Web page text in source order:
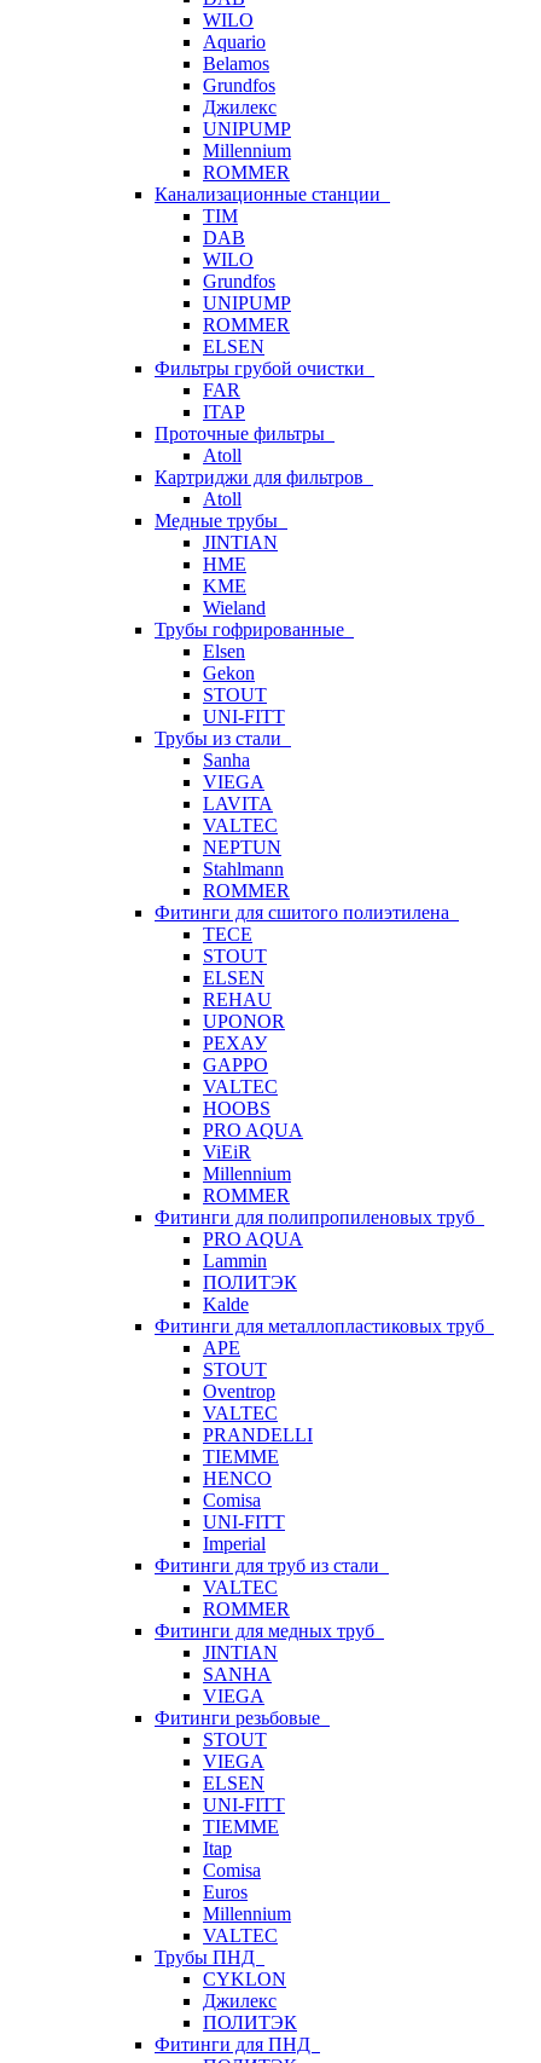
WILO
Aquario
Belamos
Grundfos
Джилекс
UNIPUMP
Millennium
ROMMER
Канализационные станции
TIM
DAB
WILO
Grundfos
UNIPUMP
ROMMER
ELSEN
Фильтры грубой очистки
FAR
ITAP
Проточные фильтры
Atoll
Картриджи для фильтров
Atoll
Медные трубы
JINTIAN
HME
KME
Wieland
Трубы гофрированные
Elsen
Gekon
STOUT
UNI-FITT
Трубы из стали
Sanha
VIEGA
LAVITA
VALTEC
NEPTUN
Stahlmann
ROMMER
Фитинги для сшитого полиэтилена
TECE
STOUT
ELSEN
REHAU
UPONOR
РЕХАУ
GAPPO
VALTEC
HOOBS
PRO AQUA
ViEiR
Millennium
ROMMER
Фитинги для полипропиленовых труб
PRO AQUA
Lammin
ПОЛИТЭК
Kalde
Фитинги для металлопластиковых труб
APE
STOUT
Oventrop
VALTEC
PRANDELLI
TIEMME
HENCO
Comisa
UNI-FITT
Imperial
Фитинги для труб из стали
VALTEC
ROMMER
Фитинги для медных труб
JINTIAN
SANHA
VIEGA
Фитинги резьбовые
STOUT
VIEGA
ELSEN
UNI-FITT
TIEMME
Itap
Comisa
Euros
Millennium
VALTEC
Трубы ПНД
CYKLON
Джилекс
ПОЛИТЭК
Фитинги для ПНД